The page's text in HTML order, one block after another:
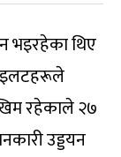
भइरहेका थिए
रहेकाले २७
उड्डयन